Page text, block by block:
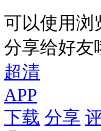
可以使用浏
分享给好友
超清
APP
下载 分享